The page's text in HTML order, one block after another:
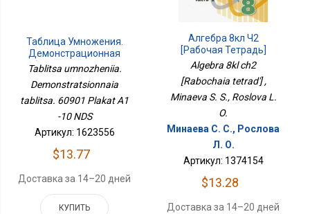
Таблица Умножения.
Демонстрационная
Таблица. 60901 Плакат
Tablitsa umnozheniia.
Demonstratsionnaia
tablitsa. 60901 Plakat A1
-10 NDS
Артикул: 1623556
$13.77
Доставка за 14–20 дней
КУПИТЬ
Алгебра 8кл Ч2
[Рабочая Тетрадь]
Algebra 8kl ch2
[Rabochaia tetrad'] ,
Minaeva S. S., Roslova L.
O.
Минаева С. С., Рослова
Л. О.
Артикул: 1374154
$13.28
Доставка за 14–20 дней